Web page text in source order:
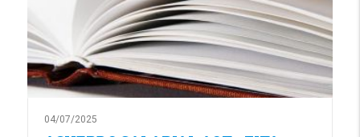
04/07/2025